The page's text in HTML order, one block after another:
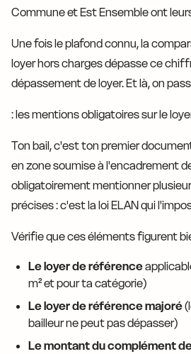
Commune et Est Ensemble ont
Une fois le plafond connu, la
loyer hors charges dépasse ce
dépassement de loyer. Et là, on
: les mentions obligatoires sur le
Ton bail, c'est ton premier
en zone soumise à l'encadrement
obligatoirement mentionner
précises : c'est la loi ELAN qui
Vérifie que ces éléments figurent
Le loyer de référence
m² et pour ta catégorie)
Le loyer de référence majoré
bailleur ne peut pas dépasser)
Le montant du complément